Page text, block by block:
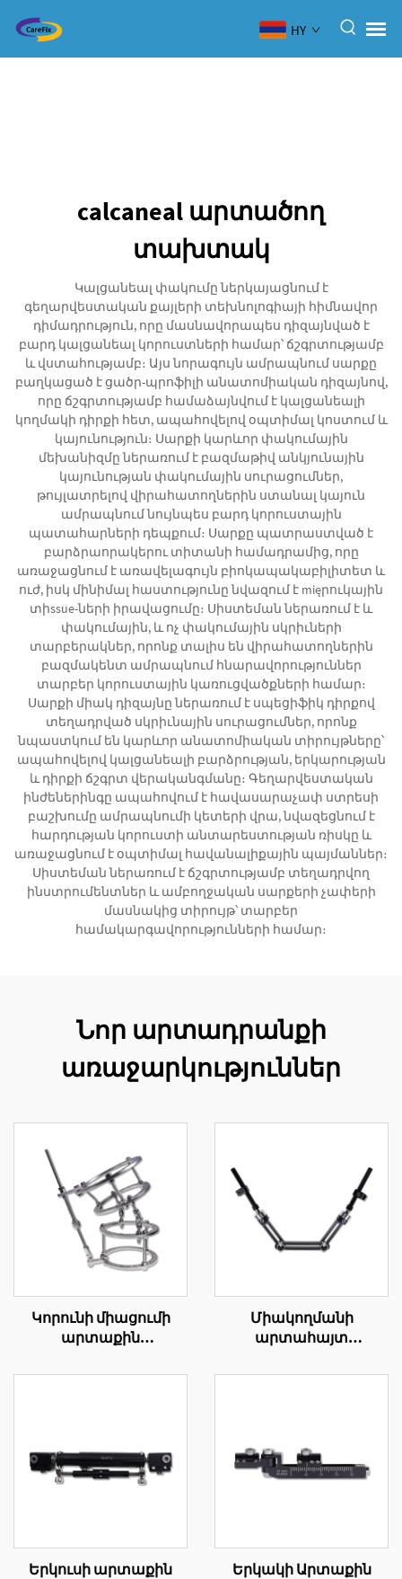
HY
calcaneal արտածող
տախտակ
Կալցանեալ փակումը ներկայացնում է
գեղարվեստական քայլերի տեխնոլոգիայի հիմնավոր
դիմադրություն, որը մասնավորապես դիզայնված է
բարդ կալցանեալ կորուստների համար՝ ճշգրտությամբ
և վստահությամբ։ Այս նորագույն ամրապնում սարքը
բաղկացած է ցածր-պրոֆիլի անատոմիական դիզայնով,
որը ճշգրտությամբ համաձայնվում է կալցանեալի
կողմակի դիրքի հետ, ապահովելով օպտիմալ կոստում և
կայունություն։ Սարքի կարևոր փակումային
մեխանիզմը ներառում է բազմաթիվ անկյունային
կայունության փակումային սուրացումներ,
թույլատրելով վիրահատողներին ստանալ կայուն
ամրապնում նույնպես բարդ կորուստային
պատահարների դեպքում։ Սարքը պատրաստված է
բարձրաորակերու տիտանի համադրամից, որը
առաջացնում է առավելագույն բիոկապակաբիլիտետ և
ուժ, իսկ մինիմալ հաստությունը նվազում է mięրուկային
տիssue-ների իրավացումը։ Սիստեման ներառում է և
փակումային, և ոչ փակումային սկրիւների
տարբերակներ, որոնք տալիս են վիրահատողներին
բազմակենտ ամրապնում հնարավորություններ
տարբեր կորուստային կառուցվածքների համար։
Սարքի միակ դիզայնը ներառում է սպեցիֆիկ դիրքով
տեղադրված սկրիւնային սուրացումներ, որոնք
նպաստկում են կարևոր անատոմիական տիրույթները՝
ապահովելով կալցանեալի բարձրության, երկարության
և դիրքի ճշգրտ վերականգմանը։ Գեղարվեստական
ինժեներինգը ապահովում է հավասարաչափ ստրեսի
բաշխումը ամրապնումի կետերի վրա, նվազեցնում է
հարդության կորուստի անտարեստության ռիսկը և
առաջացնում է օպտիմալ հավանալիքային պայմաններ։
Սիստեման ներառում է ճշգրտությամբ տեղադրվող
ինստրումենտներ և ամբողջական սարքերի չափերի
մասնակից տիրույթ՝ տարբեր
համակարգավորությունների համար։
Նոր արտադրանքի
առաջարկություններ
Կորունի միացումի
արտաքին
կառուցում
Միակողմանի
արտահայտ
անցկացիկան
Երկուսի արտաքին
Երկակի Արտաքին